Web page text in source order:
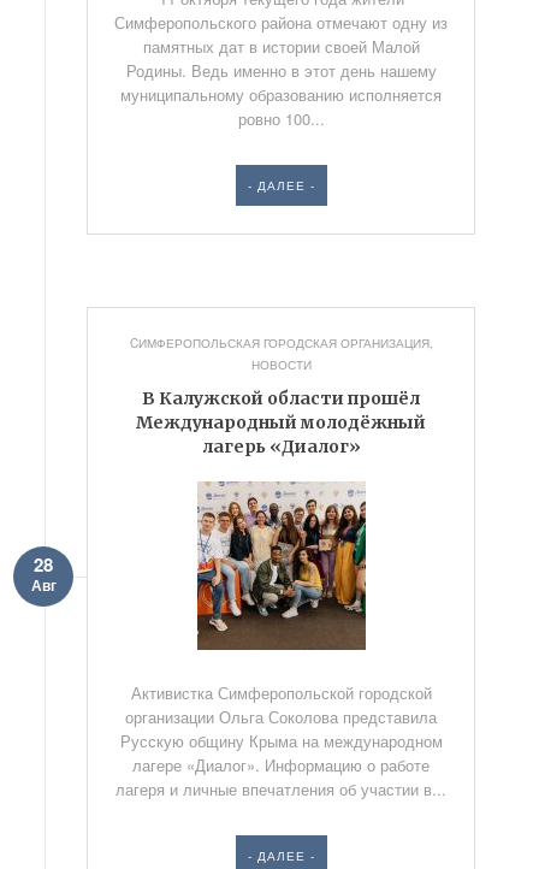
Симферопольского района отмечают одну из
памятных дат в истории своей Малой
Родины. Ведь именно в этот день нашему
муниципальному образованию исполняется
ровно 100...
- ДАЛЕЕ -
CИМФЕРОПОЛЬСКАЯ ГОРОДСКАЯ ОРГАНИЗАЦИЯ,
НОВОСТИ
В Калужской области прошёл
Международный молодёжный
лагерь «Диалог»
28
Авг
Активистка Симферопольской городской
организации Ольга Соколова представила
Русскую общину Крыма на международном
лагере «Диалог». Информацию о работе
лагеря и личные впечатления об участии в...
- ДАЛЕЕ -